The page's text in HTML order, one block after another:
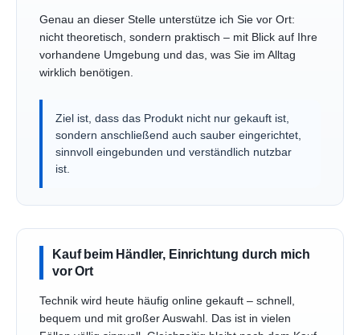
Genau an dieser Stelle unterstütze ich Sie vor Ort:
nicht theoretisch, sondern praktisch – mit Blick auf Ihre
vorhandene Umgebung und das, was Sie im Alltag
wirklich benötigen.
Ziel ist, dass das Produkt nicht nur gekauft ist,
sondern anschließend auch sauber eingerichtet,
sinnvoll eingebunden und verständlich nutzbar
ist.
Kauf beim Händler, Einrichtung durch mich
vor Ort
Technik wird heute häufig online gekauft – schnell,
bequem und mit großer Auswahl. Das ist in vielen